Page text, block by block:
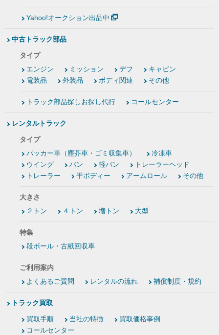
Yahoo!オークション出品中
中古トラック部品
タイプ
エンジン
ミッション デフ
キャビン
電装品
外装品 ボディ関連 その他
トラック部品探しお探し代行 コールセンター
レンタルトラック
タイプ
パッカー車（塵芥車・ゴミ収集車）
冷凍車
ウイング
バン 軽バン
トレーラーヘッド
トレーラー
平ボディー アームロール その他
大きさ
２トン
４トン 増トン 大型
特集
段ボール・古紙回収車
ご利用案内
よくあるご質問
レンタルの流れ 補償制度・規約
トラック買取
買取手順 当社の特徴
買取価格事例
コールセンター